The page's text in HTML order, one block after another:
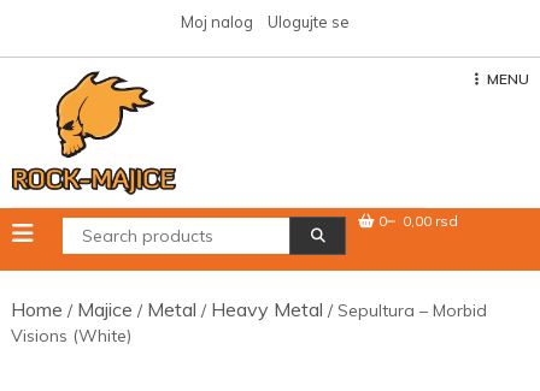
content
Moj nalog Ulogujte se
MENU
0 0,00 rsd
Home / Majice / Metal / Heavy Metal / Sepultura – Morbid
Visions (White)